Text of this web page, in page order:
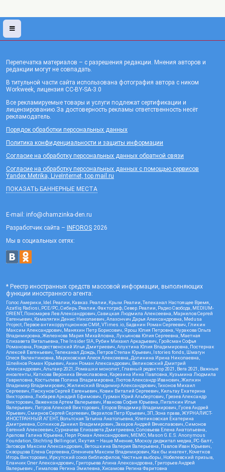
Перепечатка материалов – с разрешения редакции. Мнения авторов и
редакции могут не совпадать.
В титульной части сайта использована фотография автора с ником
Workweek, лицензия CC-BY-SA-3.0
Все рекламируемые товары и услуги подлежат сертификации и
лицензированию.За достоверность рекламы ответственность несёт
рекламодатель.
Порядок обработки персональных данных
Политика конфиденциальности и защиты информации
Согласие на обработку персональных данных обратной связи
Согласие на обработку персональных данных с помощью сервисов
Yandex.Metrika, LiveInternet, top.mail.ru
ПОКАЗАТЬ БАННЕРНЫЕ МЕСТА
E-mail: info@chamzinka-den.ru
Разработчик сайта –
INFOROS 2026
Мы в социальных сетях:
* Реестр иностранных средств массовой информации, выполняющих
функции иностранного агента:
Голос Америки, Idel.Реалии, Кавказ.Реалии, Крым.Реалии, Телеканал Настоящее Время,
Azatliq Radiosi, PCE/PC, Сибирь.Реалии, Фактограф, Север.Реалии, Радио Свобода, MEDIUM-
ORIENT, Пономарев Лев Александрович, Савицкая Людмила Алексеевна, Маркелов Сергей
Евгеньевич, Камалягин Денис Николаевич, Апахончич Дарья Александровна, Medusa
Project, Первое антикоррупционное СМИ, VTimes.io, Баданин Роман Сергеевич, Гликин
Максим Александрович, Маняхин Петр Борисович, Ярош Юлия Петровна, Чуракова Ольга
Владимировна, Железнова Мария Михайловна, Лукьянова Юлия Сергеевна, Маетная
Елизавета Витальевна, The Insider SIA, Рубин Михаил Аркадьевич, Гройсман Софья
Романовна, Рождественский Илья Дмитриевич, Апухтина Юлия Владимировна, Постернак
Алексей Евгеньевич, Телеканал Дождь, Петров Степан Юрьевич, Istories fonds, Шмагун
Олеся Валентиновна, Мароховская Алеся Алексеевна, Долинина Ирина Николаевна,
Шлейнов Роман Юрьевич, Анин Роман Александрович, Великовский Дмитрий
Александрович, Альтаир 2021, Ромашки монолит, Главный редактор 2021, Вега 2021, Важные
иноагенты, Каткова Вероника Вячеславовна, Карезина Инна Павловна, Кузьмина Людмила
Гавриловна, Костылева Полина Владимировна, Лютов Александр Иванович, Жилкин
Владимир Владимирович, Жилинский Владимир Александрович, Тихонов Михаил
Сергеевич, Пискунов Сергей Евгеньевич, Ковин Виталий Сергеевич, Кильтау Екатерина
Викторовна, Любарев Аркадий Ефимович, Гурман Юрий Альбертович, Грезев Александр
Викторович, Важенков Артем Валерьевич, Иванова София Юрьевна, Пигалкин Илья
Валерьевич, Петров Алексей Викторович, Егоров Владимир Владимирович, Гусев Андрей
Юрьевич, Смирнов Сергей Сергеевич, Верзилов Петр Юрьевич, ЗП, Зона права, ЖУРНАЛИСТ-
ИНОСТРАННЫЙ АГЕНТ, Вольтская Татьяна Анатольевна, Клепиковская Екатерина
Дмитриевна, Сотников Даниил Владимирович, Захаров Андрей Вячеславович, Симонов
Евгений Алексеевич, Сурначева Елизавета Дмитриевна, Соловьева Елена Анатольевна,
Арапова Галина Юрьевна, Перл Роман Александрович, МЕМО, Mason G.E.S. Anonymous
Foundation, Stichting Bellingcat, Якутия – Наше Мнение, Москоу диджитал медиа, РС-Балт,
Заговора Максим Александрович, Ветошкина Валерия Валерьевна, Павлов Иван Юрьевич,
Скворцова Елена Сергеевна, Оленичев Максим Владимирович, Как бы инагент, Кочетков
Игорь Викторович, Иркутский союз библиофилов, Честные выборы, Нобелевский призыв,
Еланчик Олег Александрович, Григорьева Алина Александровна, Григорьев Андрей
Валерьевич , Гималова Регина Эмилевна, Хисамова Регина Фаритовна